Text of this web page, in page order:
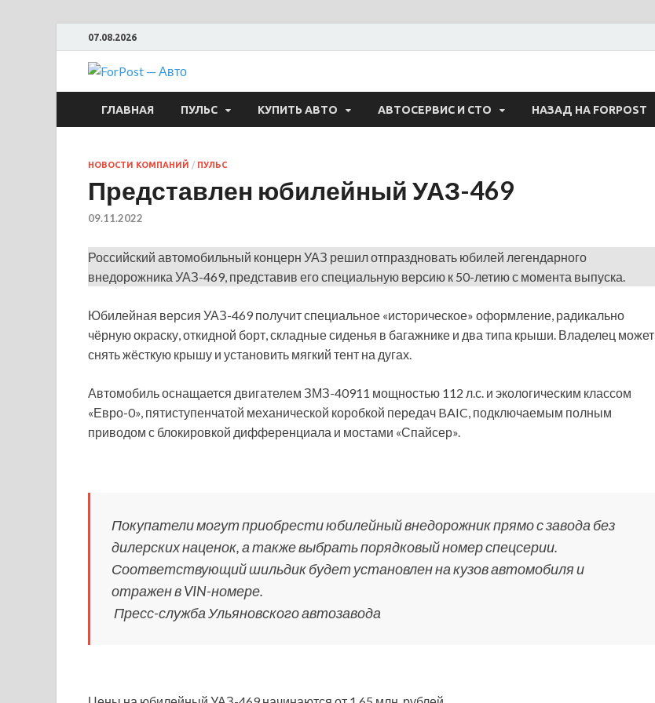
07.08.2026
ForPost — Авто
ГЛАВНАЯ ПУЛЬС КУПИТЬ АВТО АВТОСЕРВИС И СТО НАЗАД НА FORPOST
НОВОСТИ КОМПАНИЙ / ПУЛЬС
Представлен юбилейный УАЗ-469
09.11.2022
Российский автомобильный концерн УАЗ решил отпраздновать юбилей легендарного
внедорожника УАЗ-469, представив его специальную версию к 50-летию с момента выпуска.
Юбилейная версия УАЗ-469 получит специальное «историческое» оформление, радикально
чёрную окраску, откидной борт, складные сиденья в багажнике и два типа крыши. Владелец может
снять жёсткую крышу и установить мягкий тент на дугах.
Автомобиль оснащается двигателем ЗМЗ-40911 мощностью 112 л.с. и экологическим классом
«Евро-0», пятиступенчатой механической коробкой передач BAIC, подключаемым полным
приводом с блокировкой дифференциала и мостами «Спайсер».
Покупатели могут приобрести юбилейный внедорожник прямо с завода без
дилерских наценок, а также выбрать порядковый номер спецсерии.
Соответствующий шильдик будет установлен на кузов автомобиля и
отражен в VIN-номере.
Пресс-служба Ульяновского автозавода